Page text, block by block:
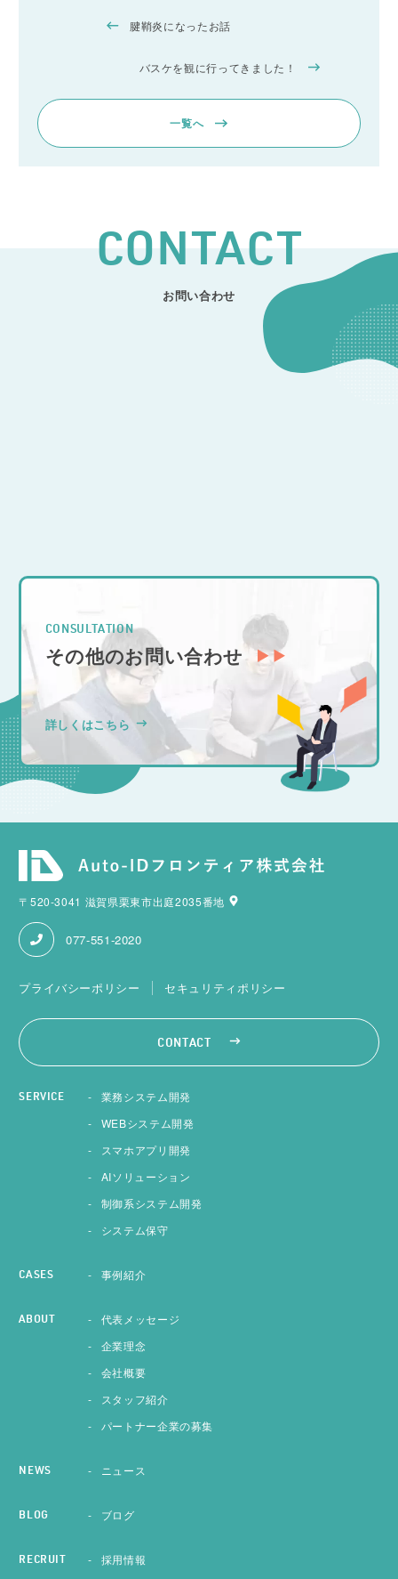
腱鞘炎になったお話
バスケを観に行ってきました！
一覧へ
CONTACT
お問い合わせ
CONSULTATION
その他のお問い合わせ
詳しくはこちら
〒520-3041 滋賀県栗東市出庭2035番地
077-551-2020
プライバシーポリシー セキュリティポリシー
CONTACT
SERVICE
業務システム開発
WEBシステム開発
スマホアプリ開発
AIソリューション
制御系システム開発
システム保守
CASES 事例紹介
ABOUT
代表メッセージ
企業理念
会社概要
スタッフ紹介
パートナー企業の募集
NEWS ニュース
BLOG ブログ
RECRUIT 採用情報